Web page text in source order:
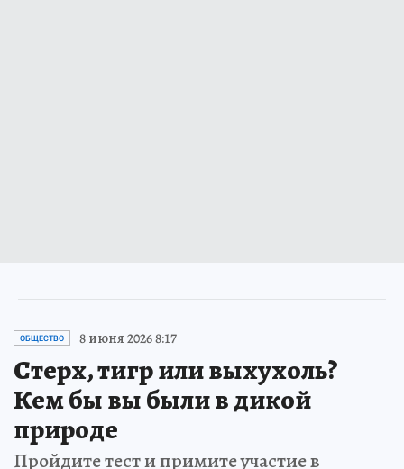
ОБЩЕСТВО 8 июня 2026 8:17
Стерх, тигр или выхухоль?
Кем бы вы были в дикой
природе
Пройдите тест и примите участие в